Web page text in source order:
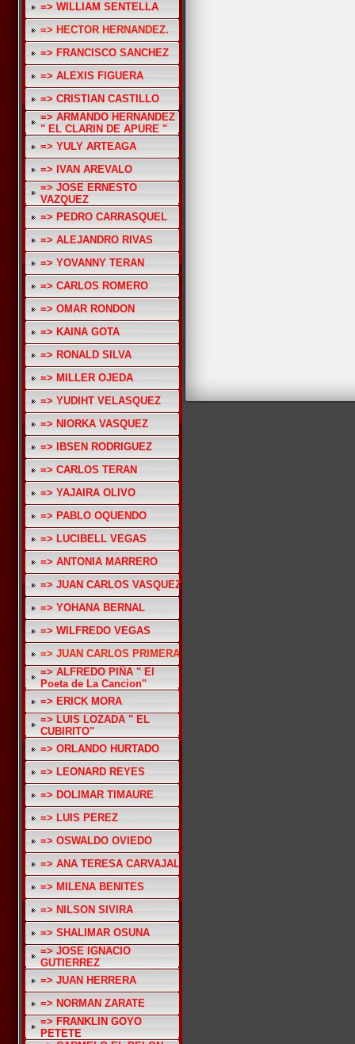
=> WILLIAM SENTELLA
=> HECTOR HERNANDEZ.
=> FRANCISCO SANCHEZ
=> ALEXIS FIGUERA
=> CRISTIAN CASTILLO
=> ARMANDO HERNANDEZ
" EL CLARIN DE APURE "
=> YULY ARTEAGA
=> IVAN AREVALO
=> JOSE ERNESTO
VAZQUEZ
=> PEDRO CARRASQUEL
=> ALEJANDRO RIVAS
=> YOVANNY TERAN
=> CARLOS ROMERO
=> OMAR RONDON
=> KAINA GOTA
=> RONALD SILVA
=> MILLER OJEDA
=> YUDIHT VELASQUEZ
=> NIORKA VASQUEZ
=> IBSEN RODRIGUEZ
=> CARLOS TERAN
=> YAJAIRA OLIVO
=> PABLO OQUENDO
=> LUCIBELL VEGAS
=> ANTONIA MARRERO
=> JUAN CARLOS VASQUEZ
=> YOHANA BERNAL
=> WILFREDO VEGAS
=> JUAN CARLOS PRIMERA
=> ALFREDO PIÑA " El
Poeta de La Cancion"
=> ERICK MORA
=> LUIS LOZADA " EL
CUBIRITO"
=> ORLANDO HURTADO
=> LEONARD REYES
=> DOLIMAR TIMAURE
=> LUIS PEREZ
=> OSWALDO OVIEDO
=> ANA TERESA CARVAJAL
=> MILENA BENITES
=> NILSON SIVIRA
=> SHALIMAR OSUNA
=> JOSE IGNACIO
GUTIERREZ
=> JUAN HERRERA
=> NORMAN ZARATE
=> FRANKLIN GOYO
PETETE